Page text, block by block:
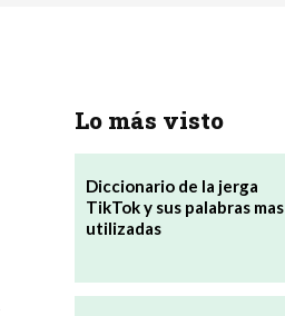
Lo más visto
Diccionario de la jerga
TikTok y sus palabras mas
utilizadas